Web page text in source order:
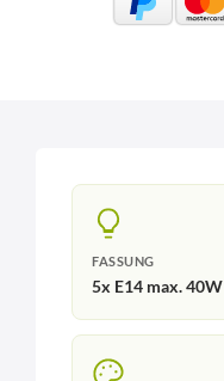
FASSUNG
5x E14 max. 40W